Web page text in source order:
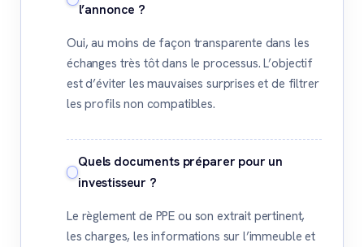
l’annonce ?
Oui, au moins de façon transparente dans les
échanges très tôt dans le processus. L’objectif
est d’éviter les mauvaises surprises et de filtrer
les profils non compatibles.
Quels documents préparer pour un
investisseur ?
Le règlement de PPE ou son extrait pertinent,
les charges, les informations sur l’immeuble et